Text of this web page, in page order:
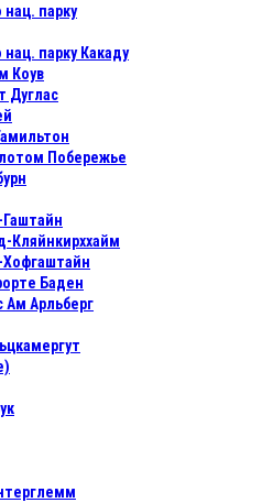
нац. парку
нац. парку Какаду
Коув
Дуглас
Побережье
Кляйнкирххайм
Баден
Ам Арльберг